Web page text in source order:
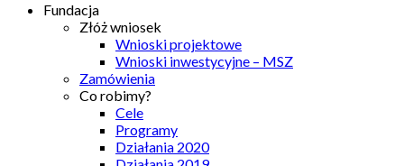
Fundacja
Złóż wniosek
Wnioski projektowe
Wnioski inwestycyjne – MSZ
Zamówienia
Co robimy?
Cele
Programy
Działania 2020